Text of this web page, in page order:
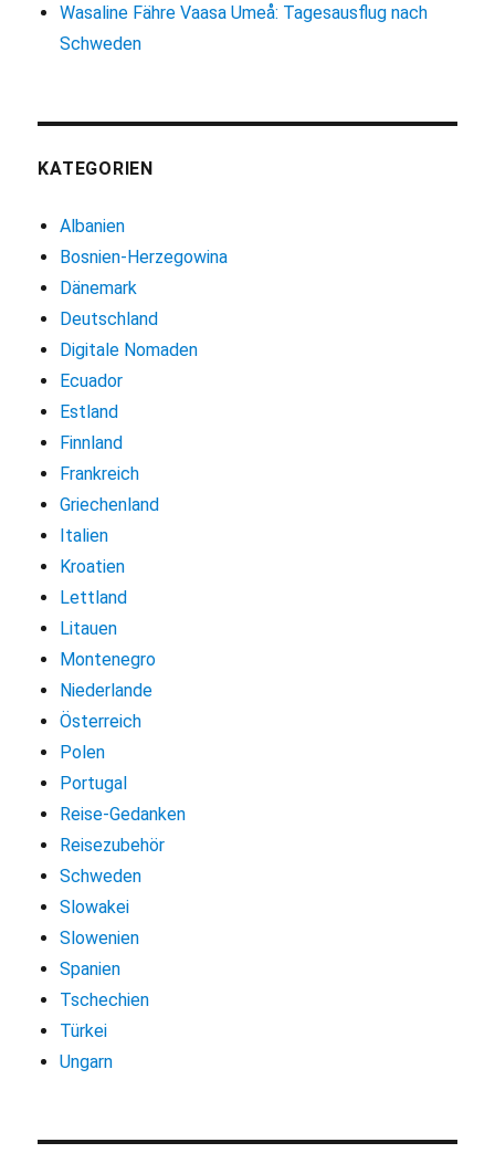
Wasaline Fähre Vaasa Umeå: Tagesausflug nach
Schweden
KATEGORIEN
Albanien
Bosnien-Herzegowina
Dänemark
Deutschland
Digitale Nomaden
Ecuador
Estland
Finnland
Frankreich
Griechenland
Italien
Kroatien
Lettland
Litauen
Montenegro
Niederlande
Österreich
Polen
Portugal
Reise-Gedanken
Reisezubehör
Schweden
Slowakei
Slowenien
Spanien
Tschechien
Türkei
Ungarn